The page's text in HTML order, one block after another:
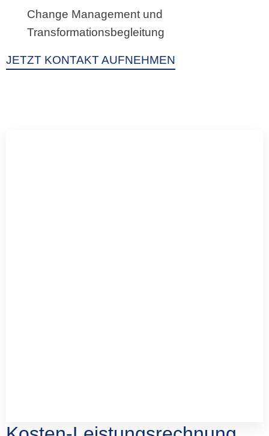
Change Management und
Transformationsbegleitung
JETZT KONTAKT AUFNEHMEN